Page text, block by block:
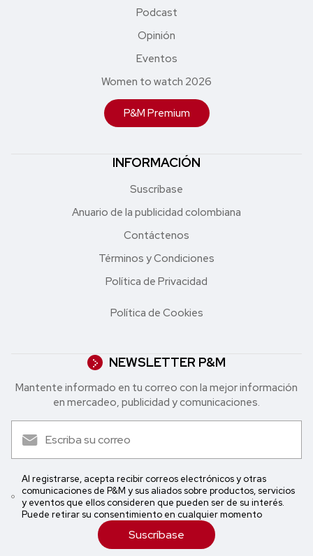
Podcast
Opinión
Eventos
Women to watch 2026
P&M Premium
INFORMACIÓN
Suscríbase
Anuario de la publicidad colombiana
Contáctenos
Términos y Condiciones
Política de Privacidad
Política de Cookies
NEWSLETTER P&M
Mantente informado en tu correo con la mejor in formación
en mercadeo, publicidad y comunicaciones.
Al registrarse, acepta recibir correos electrónicos y otras
comunicaciones de P&M y sus aliados sobre productos, servicios
y eventos que ellos consideren que pueden ser de su interés.
Puede retirar su consentimiento en cualquier momento
Suscríbase